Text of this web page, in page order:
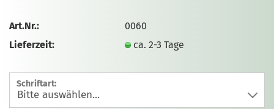
Art.Nr.:
0060
Lieferzeit:
ca. 2-3 Tage
Schriftart: